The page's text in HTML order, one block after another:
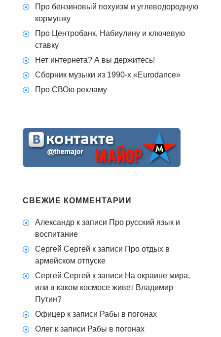
Про бензиновый похуизм и углеводородную
кормушку
Про Центробанк, Набиулину и ключевую
ставку
Нет интернета? А вы держитесь!
Сборник музыки из 1990-х «Eurodance»
Про СВОю рекламу
СВЕЖИЕ КОММЕНТАРИИ
Александр к записи Про русский язык и
воспитание
Сергей Сергей к записи Про отдых в
армейском отпуске
Сергей Сергей к записи На окраине мира,
или в каком космосе живет Владимир
Путин?
Офицер к записи Рабы в погонах
Олег к записи Рабы в погонах